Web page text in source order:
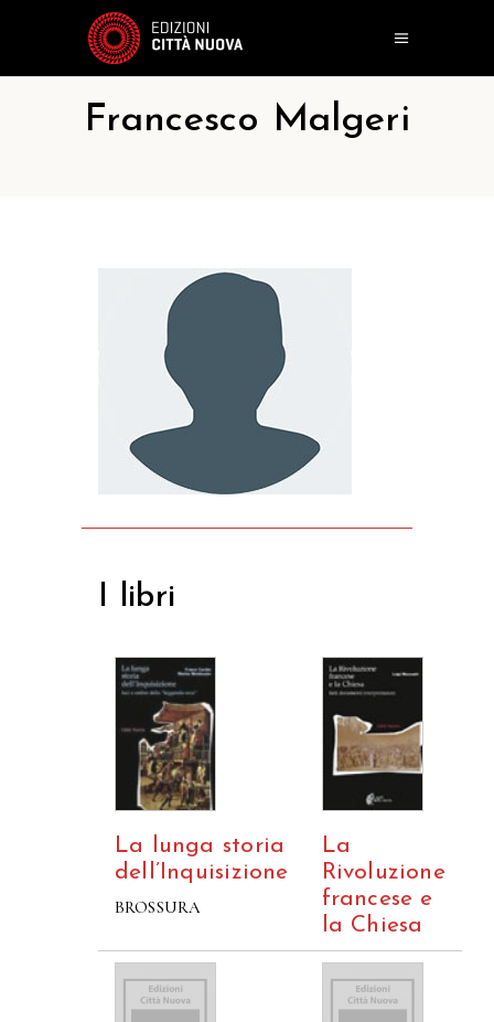
Francesco Malgeri
I libri
La lunga storia
dell’Inquisizione
BROSSURA
La
Rivoluzione
francese e
la Chiesa